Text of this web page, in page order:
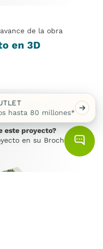
de la obra
en 3D
sueña en
este proyecto?
en su Brochure.
hasta 80 millones*